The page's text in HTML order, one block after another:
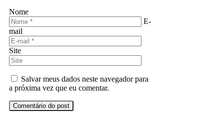
Nome
E-
mail
Site
Salvar meus dados neste navegador para
a próxima vez que eu comentar.